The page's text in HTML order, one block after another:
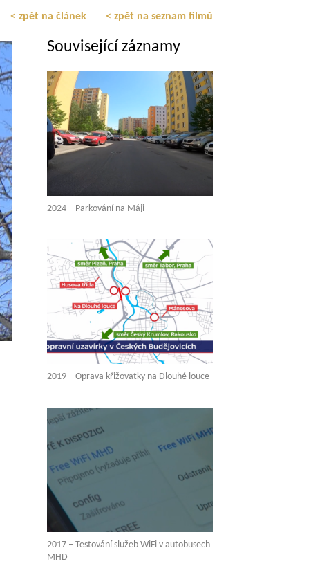
< zpět na článek < zpět na seznam filmů
Související záznamy
2024 – Parkování na Máji
2019 – Oprava křižovatky na Dlouhé louce
2017 – Testování služeb WiFi v autobusech
MHD